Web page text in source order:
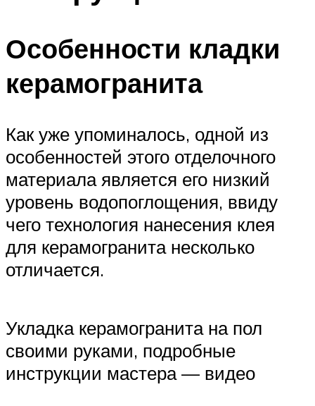
Особенности кладки
керамогранита
Как уже упоминалось, одной из
особенностей этого отделочного
материала является его низкий
уровень водопоглощения, ввиду
чего технология нанесения клея
для керамогранита несколько
отличается.
Укладка керамогранита на пол
своими руками, подробные
инструкции мастера — видео